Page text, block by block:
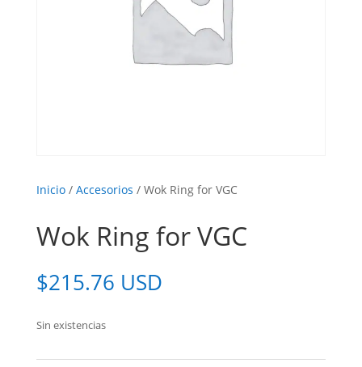
Inicio/ Accesorios / Wok Ring for VGC
Wok Ring for VGC
$215.76 USD
Sin existencias